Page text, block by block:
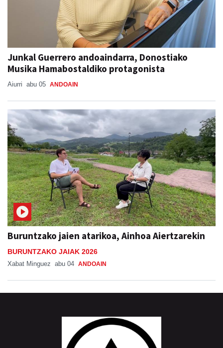
Junkal Guerrero andoaindarra, Donostiako
Musika Hamabostaldiko protagonista
Aiurri abu 05 ANDOAIN
Buruntzako jaien atarikoa, Ainhoa Aiertzarekin
BURUNTZAKO JAIAK 2026
Xabat Minguez abu 04 ANDOAIN